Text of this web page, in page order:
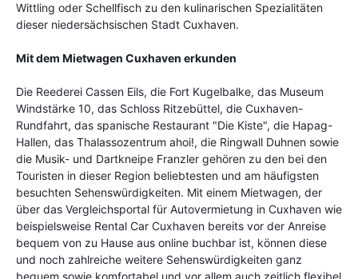
Wittling oder Schellfisch zu den kulinarischen Spezialitäten
dieser niedersächsischen Stadt Cuxhaven.
Mit dem Mietwagen Cuxhaven erkunden
Die Reederei Cassen Eils, die Fort Kugelbalke, das Museum
Windstärke 10, das Schloss Ritzebüttel, die Cuxhaven-
Rundfahrt, das spanische Restaurant "Die Kiste", die Hapag-
Hallen, das Thalassozentrum ahoi!, die Ringwall Duhnen sowie
die Musik- und Dartkneipe Franzler gehören zu den bei den
Touristen in dieser Region beliebtesten und am häufigsten
besuchten Sehenswürdigkeiten. Mit einem Mietwagen, der
über das Vergleichsportal für Autovermietung in Cuxhaven wie
beispielsweise Rental Car Cuxhaven bereits vor der Anreise
bequem von zu Hause aus online buchbar ist, können diese
und noch zahlreiche weitere Sehenswürdigkeiten ganz